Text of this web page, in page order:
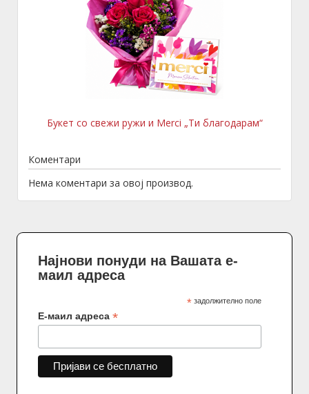
Букет со свежи ружи и Merci „Ти благодарам“
Коментари
Нема коментари за овој производ.
Најнови понуди на Вашата е-
маил адреса
* задолжително поле
Е-маил адреса *